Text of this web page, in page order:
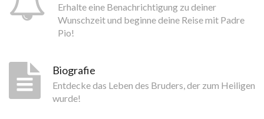
Erhalte eine Benachrichtigung zu deiner
Wunschzeit und beginne deine Reise mit Padre
Pio!
Biografie
Entdecke das Leben des Bruders, der zum Heiligen
wurde!